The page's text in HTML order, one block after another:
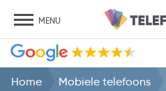
MENU
Home Mobiele telefoons